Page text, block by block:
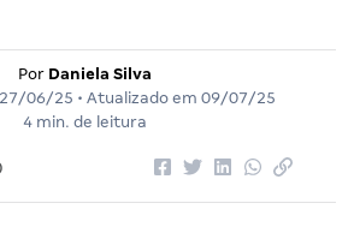
Por Daniela Silva
27/06/25 • Atualizado em 09/07/25
4 min. de leitura